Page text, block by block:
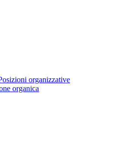
organizzative
organica